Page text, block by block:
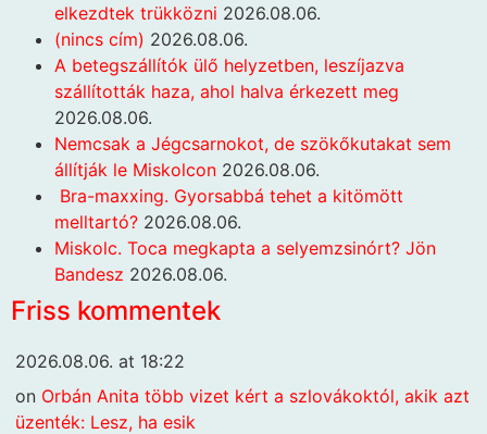
elkezdtek trükközni 2026.08.06.
(nincs cím) 2026.08.06.
A betegszállítók ülő helyzetben, leszíjazva
szállították haza, ahol halva érkezett meg
2026.08.06.
Nemcsak a Jégcsarnokot, de szökőkutakat sem
állítják le Miskolcon 2026.08.06.
Bra-maxxing. Gyorsabbá tehet a kitömött
melltartó? 2026.08.06.
Miskolc. Toca megkapta a selyemzsinórt? Jön
Bandesz 2026.08.06.
Friss kommentek
2026.08.06. at 18:22
on Orbán Anita több vizet kért a szlovákoktól, akik azt
üzenték: Lesz, ha esik